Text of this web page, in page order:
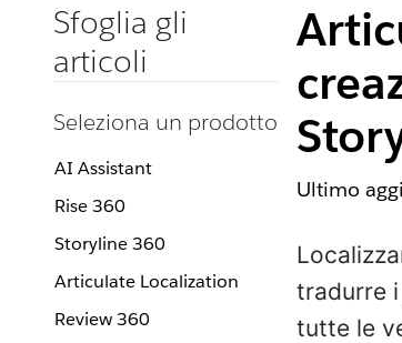
Sfoglia gli
articoli
Seleziona un prodotto
AI Assistant
Rise 360
Storyline 360
Articulate Localization
Review 360
Ultimo
tradurre
tutte le